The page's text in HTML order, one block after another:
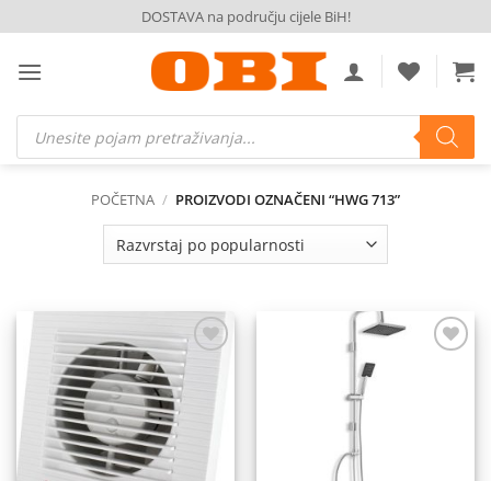
to
content
DOSTAVA na području cijele BiH!
Products
search
POČETNA / PROIZVODI OZNAČENI “HWG 713”